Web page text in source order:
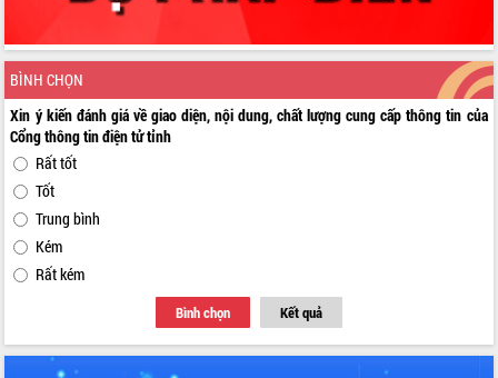
BÌNH CHỌN
Xin ý kiến đánh giá về giao diện, nội dung, chất lượng cung cấp thông tin của
Cổng thông tin điện tử tỉnh
Rất tốt
Tốt
Trung bình
Kém
Rất kém
Bình chọn Kết quả